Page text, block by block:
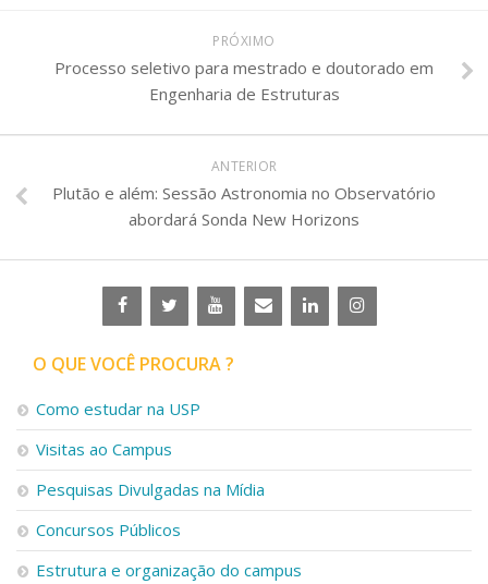
PRÓXIMO
Processo seletivo para mestrado e doutorado em
Engenharia de Estruturas
ANTERIOR
Plutão e além: Sessão Astronomia no Observatório
abordará Sonda New Horizons
O QUE VOCÊ PROCURA ?
Como estudar na USP
Visitas ao Campus
Pesquisas Divulgadas na Mídia
Concursos Públicos
Estrutura e organização do campus